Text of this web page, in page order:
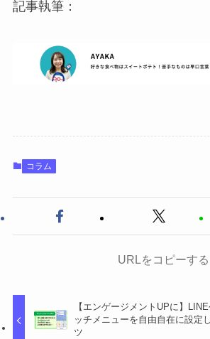
記事執筆：
コラム
URLをコピーする
【エンゲージメントUPに】
ッチメニューを自由自在に設定
ツ